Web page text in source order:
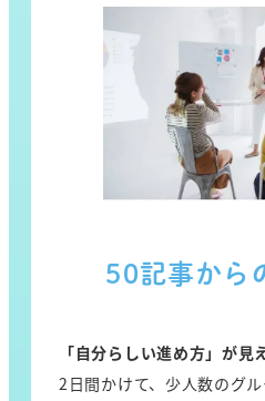
50記事から
「自分らしい進め方」が見
2日間かけて、少人数のグ